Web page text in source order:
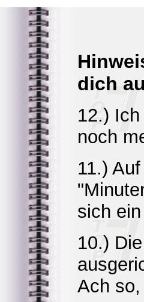
dich
12.)
noch
11.)
sich
10.)
Ach